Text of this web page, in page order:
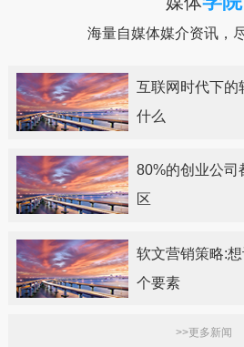
海量自媒体媒介资讯，
互联网时代下的
什么
80%的创业公司
区
软文营销策略:
个要素
>>更多新闻